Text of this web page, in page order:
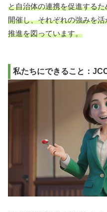
と自治体の連携を促進する
開催し、それぞれの強みを
推進を図っています。
私たちにできること：